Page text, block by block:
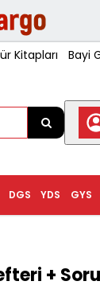
Kitapları Bayi
GYS
YDS
DGS
+